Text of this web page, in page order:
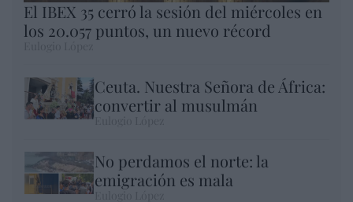
El IBEX 35 cerró la sesión del miércoles en
los 20.057 puntos, un nuevo récord
Ceuta. Nuestra Señora de África:
convertir al musulmán
No perdamos el norte: la
emigración es mala